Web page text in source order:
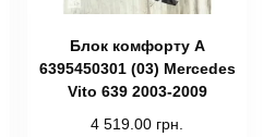
Блок комфорту A
6395450301 (03) Mercedes
Vito 639 2003-2009
4 519.00 грн.